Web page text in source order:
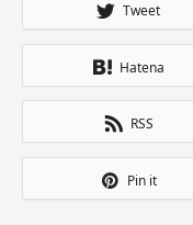
Tweet
Hatena
RSS
Pin it